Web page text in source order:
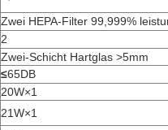
Zwei HEPA-Filter 99,999%
2
Zwei-Schicht Hartglas >5mm
≤65DB
20W×1
21W×1